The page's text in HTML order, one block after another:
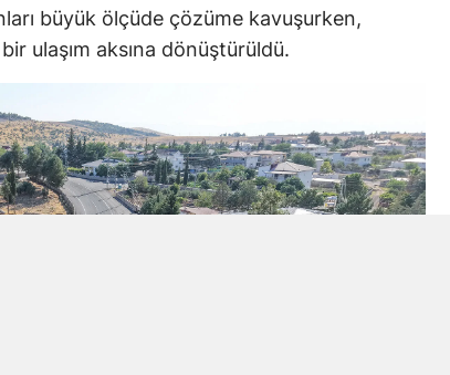
büyük ölçüde çözüme kavuşurken,
ulaşım aksına dönüştürüldü.